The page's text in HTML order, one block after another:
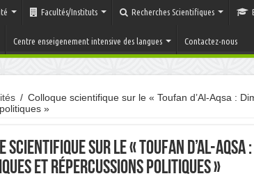
Facultés/Instituts Recherches Scientifiques
Centre enseigenement intensive des langues Contactez-nous
/ Colloque scientifique sur le « Toufan d’Al-Aqsa :
»
scientifique sur le « Toufan d’Al-Aqsa :
et répercussions politiques »